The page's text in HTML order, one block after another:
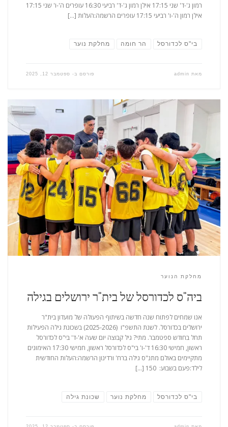
רמון ג'-ד' שני 17:15 אילן רמון ג'-ד' רביעי 16:30 עופרים ה'-ו' שני 17:15
אילן רמון ה'-ו' רביעי 17:15 עופרים הרשמה:העלות […]
בי"ס לכדורסל הר חומה מחלקת נוער
מאת admin פורסם ב- ספטמבר 12, 2025
מחלקת הנוער
ביה"ס לכדורסל של בית"ר ירושלים בגילה
אנו שמחים לפתוח שנה חדשה בשיתוף הפעולה של מועדון בית"ר
ירושלים בכדורסל. לשנת התשפ"ו (2025-2026) בשכונת גילה הפעילות
תחל בחודש ספטמבר. מתי? גיל קבוצה יום שעה א'-ד' בי"ס לכדורסל
ראשון, חמישי 16:30 ד'-ו' בי"ס לכדורסל ראשון, חמישי 17:30 האימונים
מתקיימים באולם מתנ"ס גילה ברח' ורדינון הרשמה:העלות החודשית
לילד:פעם בשבוע: 150 […]
בי"ס לכדורסל מחלקת נוער שכונת גילה